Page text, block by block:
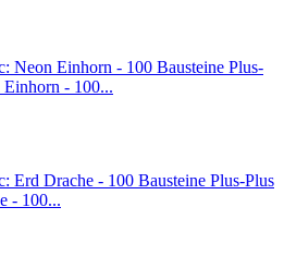
Plus-
- 100...
Plus-Plus
- 100...